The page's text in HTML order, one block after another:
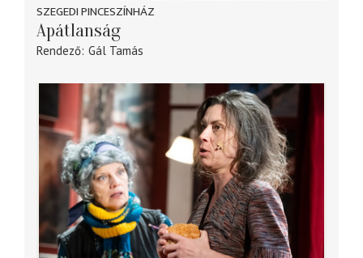
SZEGEDI PINCESZÍNHÁZ
Apátlanság
Rendező Gál Tamás